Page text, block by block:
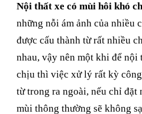
Nội thất xe có mùi hôi khó
những nỗi ám ảnh của nhiều
được cấu thành từ rất nhiều
nhau, vậy nên một khi để nội
chịu thì việc xử lý rất kỳ
từ trong ra ngoài, nếu chỉ đặt
mùi thông thường sẽ không